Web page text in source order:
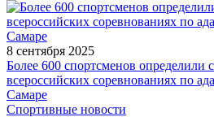
8 сентября 2025
Более 600 спортсменов определили
всероссийских соревнованиях по
Самаре
Спортивные новости